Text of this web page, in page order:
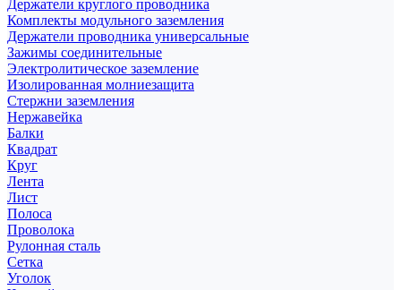
Держатели круглого проводника
Комплекты модульного заземления
Держатели проводника универсальные
Зажимы соединительные
Электролитическое заземление
Изолированная молниезащита
Стержни заземления
Нержавейка
Балки
Квадрат
Круг
Лента
Лист
Полоса
Проволока
Рулонная сталь
Сетка
Уголок